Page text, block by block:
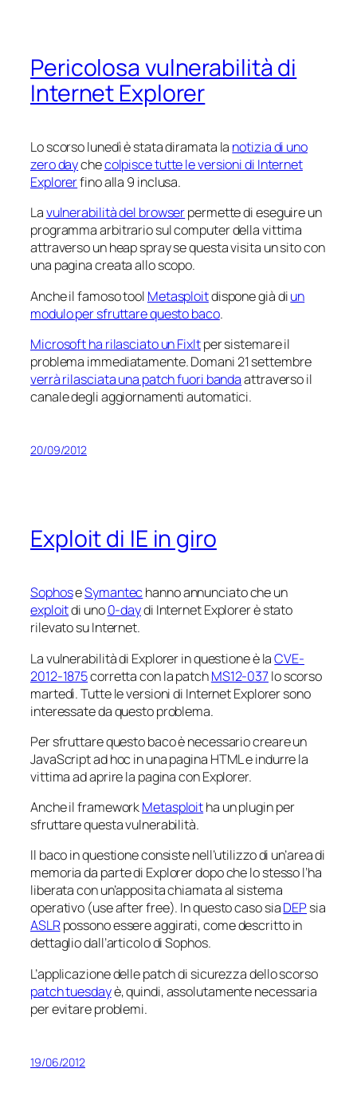
Pericolosa vulnerabilità di
Internet Explorer
Lo scorso lunedì è stata diramata la notizia di uno
zero daychecolpisce tutte le versioni di Internet
Explorerfino alla 9 inclusa.
Lavulnerabilità del browserpermette di eseguire un
programma arbitrario sul computer della vittima
attraverso un heap spray se questa visita un sito con
una pagina creata allo scopo.
Anche il famoso tool Metasploitdispone già diun
modulo per sfruttare questo baco.
Microsoft ha rilasciato un FixItper sistemare il
problema immediatamente. Domani 21 settembre
verrà rilasciata una patch fuori bandaattraverso il
canale degli aggiornamenti automatici.
20/09/2012
Exploit di IE in giro
SophoseSymantec hanno annunciato che un
exploitdi uno0-daydi Internet Explorer è stato
rilevato su Internet.
La vulnerabilità di Explorer in questione è laCVE-
2012-1875corretta con la patchMS12-037lo scorso
martedì. Tutte le versioni di Internet Explorer sono
interessate da questo problema.
Per sfruttare questo baco è necessario creare un
JavaScript ad hoc in una pagina HTML e indurre la
vittima ad aprire la pagina con Explorer.
Anche il frameworkMetasploitha un plugin per
sfruttare questa vulnerabilità.
Il baco in questione consiste nell’utilizzo di un’area di
memoria da parte di Explorer dopo che lo stesso l’ha
liberata con un’apposita chiamata al sistema
operativo (use after free). In questo caso siaDEPsia
ASLRpossono essere aggirati, come descritto in
dettaglio dall’articolo di Sophos.
L’applicazione delle patch di sicurezza dello scorso
patch tuesdayè, quindi, assolutamente necessaria
per evitare problemi.
19/06/2012